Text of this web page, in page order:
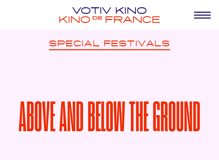
SPECIAL FESTIVALS
ABOVE AND BELOW THE GROUND